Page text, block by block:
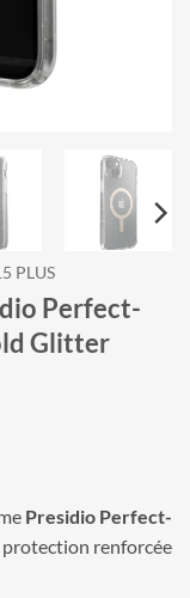
PLUS
Perfect-
Glitter
Presidio Perfect-
protection renforcée